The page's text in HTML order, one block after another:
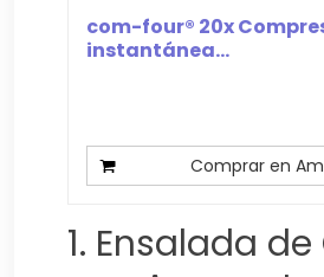
com-four® 20x
instantánea...
Comprar en
1. Ensalada